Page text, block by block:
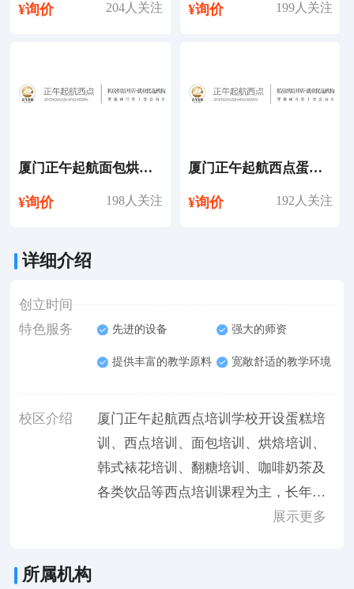
¥询价 204人关注 ¥询价 199人关注
厦门正午起航面包烘焙培训
¥询价 198人关注
厦门正午起航西点蛋糕培训
¥询价 192人关注
详细介绍
创立时间
特色服务
先进的设备 强大的师资
提供丰富的教学原料 宽敞舒适的教学环境
校区介绍
厦门正午起航西点培训学校开设蛋糕培
训、西点培训、面包培训、烘焙培训、
韩式裱花培训、翻糖培训、咖啡奶茶及
各类饮品等西点培训课程为主，长年从
展示更多
所属机构